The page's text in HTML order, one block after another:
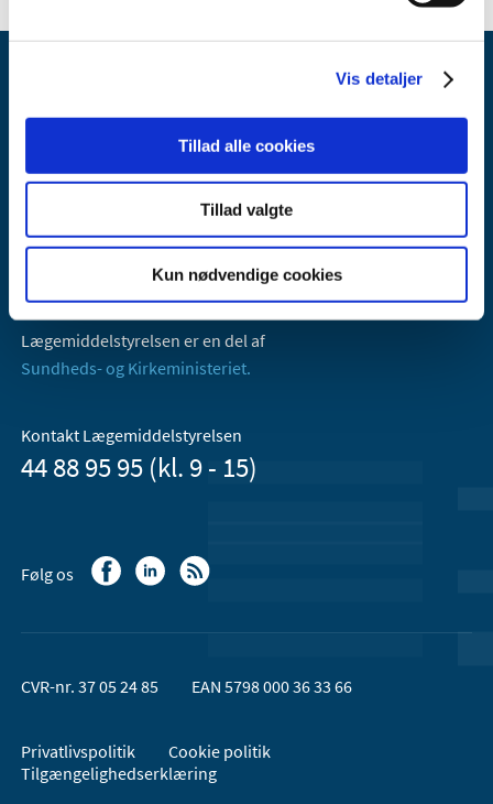
Vis detaljer
Tillad alle cookies
Tillad valgte
Kun nødvendige cookies
Axel Heides Gade 1
2300 København S
Lægemiddelstyrelsen er en del af
Sundheds- og Kirkeministeriet.
Kontakt Lægemiddelstyrelsen
44 88 95 95 (kl. 9 - 15)
Følg os
CVR-nr. 37 05 24 85 EAN 5798 000 36 33 66
Privatlivspolitik
Cookie politik
Tilgængelighedserklæring